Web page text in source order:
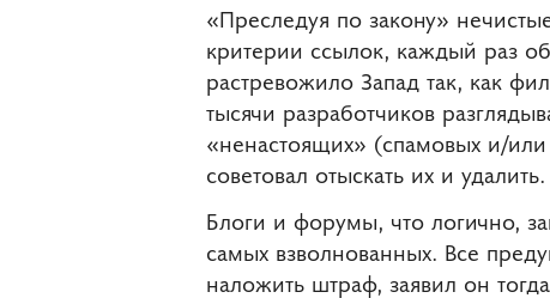
«Преследуя по закону»
критерии ссылок, каждый раз
растревожило Запад так, как
тысячи разработчиков
«ненастоящих» (спамовых и/
советовал отыскать их и удалить.
Блоги и форумы, что логично,
самых взволнованных. Все
наложить штраф, заявил он